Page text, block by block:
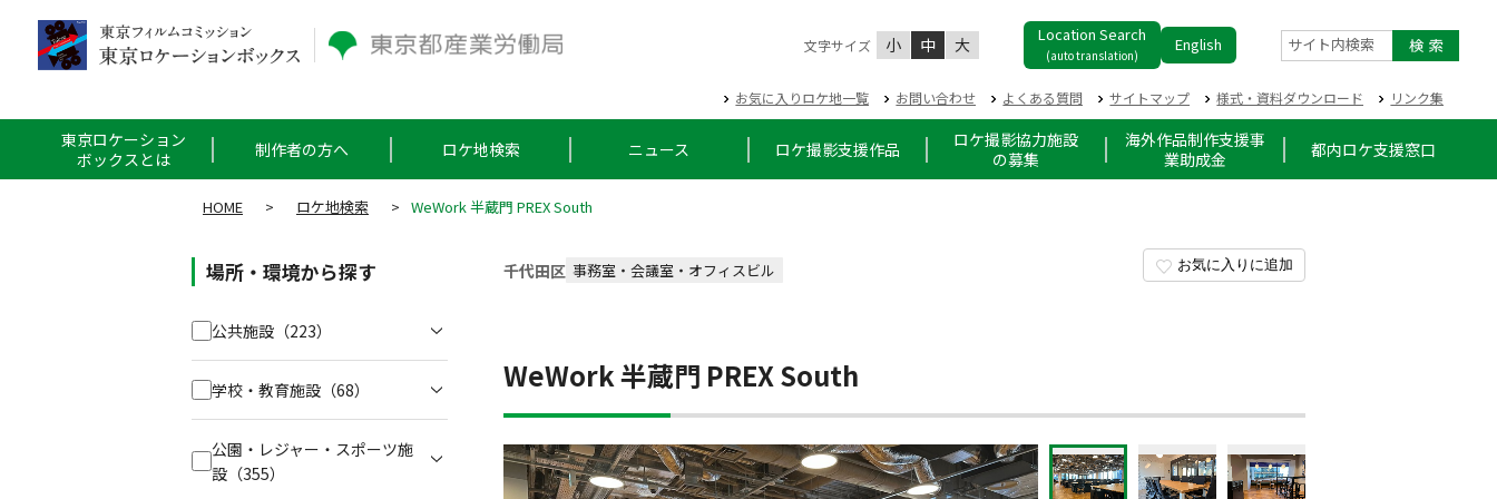
文字サイズ 小 中 大 Location Search
(auto translation)
English サイト内検索
お気に入りロケ地一覧 お問い合わせ よくある質問 サイトマップ 様式・資料ダウンロード リンク集
東京ロケーション
ボックスとは
制作者の方へ ロケ地検索 ニュース ロケ撮影支援作品
ロケ撮影協力施設
の募集
海外作品制作支援事
業助成金
都内ロケ支援窓口
HOME > ロケ地検索 > WeWork 半蔵門 PREX South
お気に入りに追加
千代田区 事務室・会議室・オフィスビル
WeWork 半蔵門 PREX South
場所・環境から探す
公共施設 （223）
学校・教育施設 （68）
公園・レジャー・スポーツ施
設 （355）